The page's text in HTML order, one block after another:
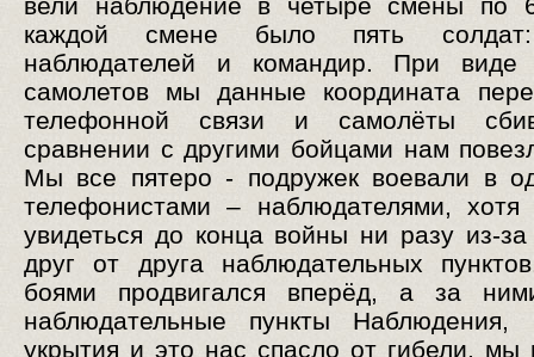
вели наблюдение в четыре смены по
каждой смене было пять солдат:
наблюдателей и командир. При виде
самолетов мы данные координата
телефонной связи и самолёты
сравнении с другими бойцами нам
Мы все пятеро - подружек воевали в
телефонистами – наблюдателями, хотя
увидеться до конца войны ни разу из-за
друг от друга наблюдательных
боями продвигался вперёд, а за
наблюдательные пункты Наблюдения,
укрытия и это нас спасло от гибели, мы